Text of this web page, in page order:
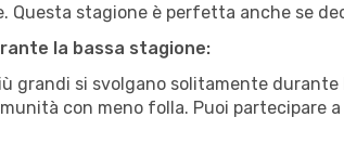
Questa stagione è perfetta anche se
la bassa stagione:
grandi si svolgano solitamente
con meno folla. Puoi partecipare